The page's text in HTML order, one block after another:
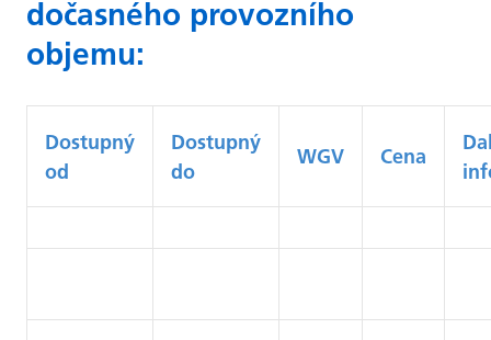
dočasného provozního
objemu:
Dostupný
od
Dostupný
do
WGV Cena